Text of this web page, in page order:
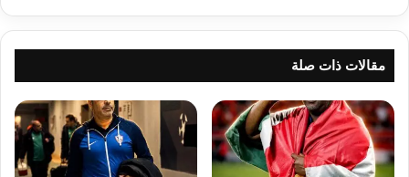
مقالات ذات صلة